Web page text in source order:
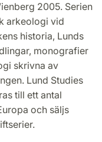
2005. Serien
arkeologi vid
historia, Lunds
monografier
skrivna av
Lund Studies
till ett antal
och säljs